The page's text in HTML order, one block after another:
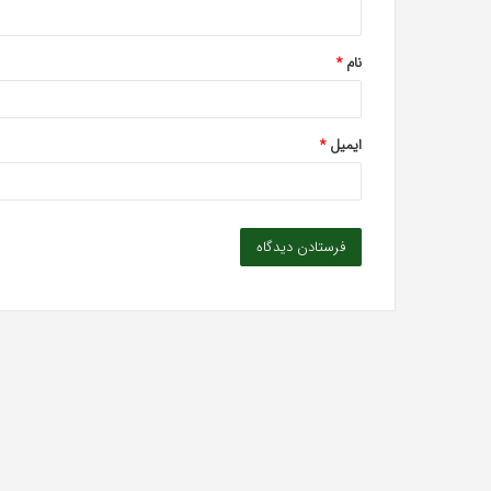
*
نام*
ایمیل*